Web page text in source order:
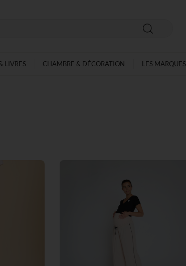
LIVRES CHAMBRE & DÉCORATION LES MARQUES